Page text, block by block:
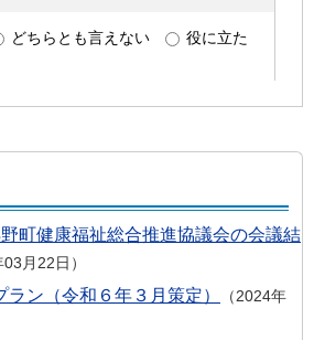
町健康福祉総合推進協議会の会議結
03月22日
ン（令和６年３月策定）
2024年